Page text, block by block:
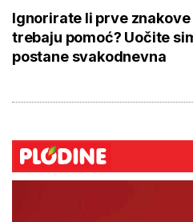
Ignorirate li prve
trebaju pomoć? Uočite
postane svakodnevna